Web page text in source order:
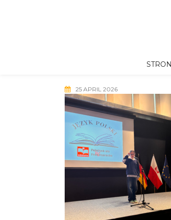
25 APRIL 2026